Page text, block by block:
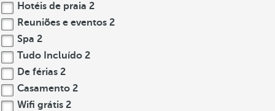
Hotéis de praia 2
Reuniões e eventos 2
Spa 2
Tudo Incluído 2
De férias 2
Casamento 2
Wifi grátis 2